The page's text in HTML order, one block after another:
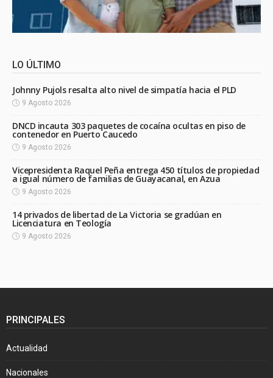
LO ÚLTIMO
Johnny Pujols resalta alto nivel de simpatía hacia el PLD
9 Agosto 2026
DNCD incauta 303 paquetes de cocaína ocultas en piso de
contenedor en Puerto Caucedo
9 Agosto 2026
Vicepresidenta Raquel Peña entrega 450 títulos de propiedad
a igual número de familias de Guayacanal, en Azua
9 Agosto 2026
14 privados de libertad de La Victoria se gradúan en
Licenciatura en Teología
9 Agosto 2026
PRINCIPALES
Actualidad
Nacionales